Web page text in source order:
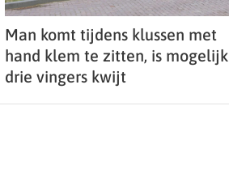
Man komt tijdens klussen met
hand klem te zitten, is mogelijk
drie vingers kwijt